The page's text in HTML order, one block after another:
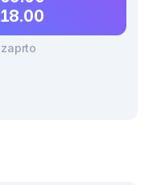
18.00
zaprto